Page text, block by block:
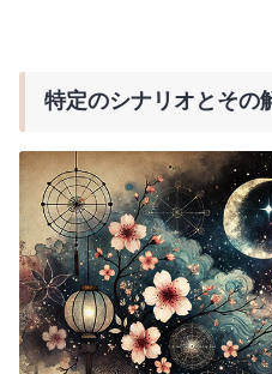
特定のシナリオとその